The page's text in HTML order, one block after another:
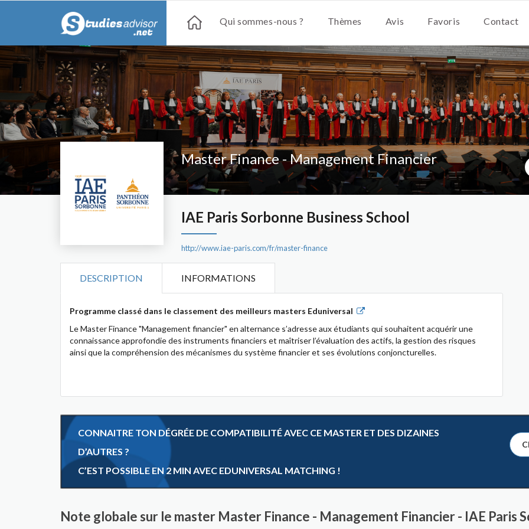
Qui sommes-nous ? Thèmes Avis Favoris Contact
Master Finance - Management Financier
IAE Paris Sorbonne Business School
http://www.iae-paris.com/fr/master-finance
DESCRIPTION INFORMATIONS
Programme classé dans le classement des meilleurs masters Eduniversal
Le Master Finance "Management financier" en alternance s’adresse aux étudiants qui souhaitent acquérir une
connaissance approfondie des instruments financiers et maîtriser l’évaluation des actifs, la gestion des risques
ainsi que la compréhension des mécanismes du système financier et ses évolutions conjoncturelles.
CONNAITRE TON DÉGRÉE DE COMPATIBILITÉ AVEC CE MASTER ET DES DIZAINES
D’AUTRES ?
C’EST POSSIBLE EN 2 MIN AVEC EDUNIVERSAL MATCHING !
Note globale sur le master Master Finance - Management Financier - IAE Paris